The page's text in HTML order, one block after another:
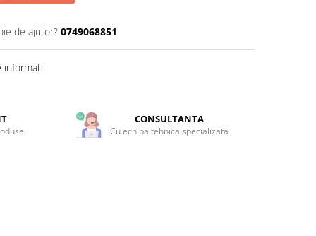
de ajutor? 0749068851
informatii
CONSULTANTA
Cu echipa tehnica specializata